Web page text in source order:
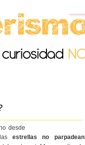
desde
lasestrellas no parpadean